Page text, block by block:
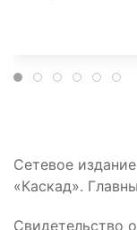
Сетевое
«Каскад».
Свидетельство